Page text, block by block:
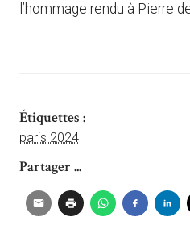
l’hommage rendu à Pierre
Étiquettes :
paris 2024
Partager ...